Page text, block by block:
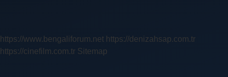
https://www.bengaliforum.net https://denizahsap.com.tr
https://cinefilm.com.tr Sitemap